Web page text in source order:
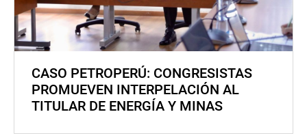
CASO PETROPERÚ: CONGRESISTAS
PROMUEVEN INTERPELACIÓN AL
TITULAR DE ENERGÍA Y MINAS